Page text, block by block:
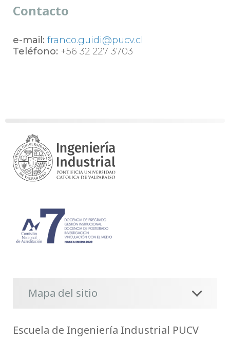
Contacto
e-mail: franco.guidi@pucv.cl
Teléfono: +56 32 227 3703
Mapa del sitio
Escuela de Ingeniería Industrial PUCV